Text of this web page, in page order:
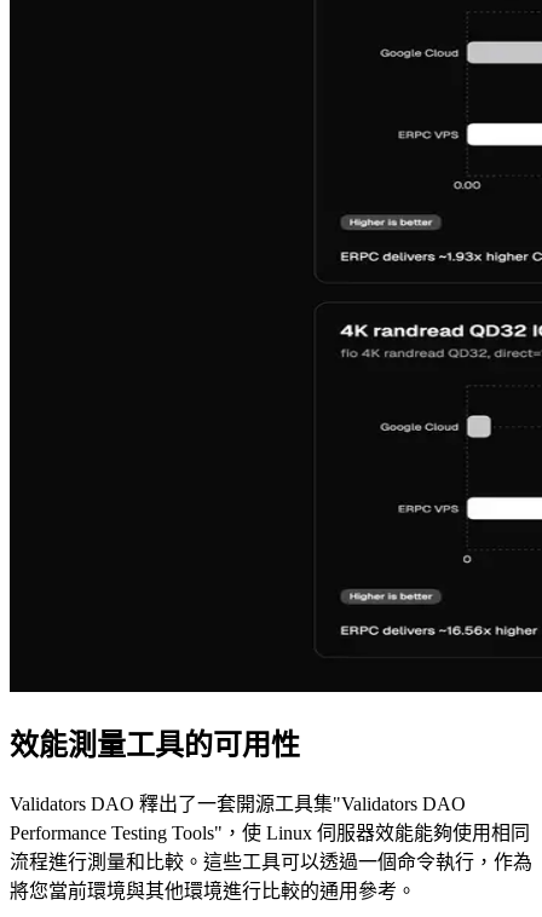
效能測量工具的可用性
Validators DAO 釋出了一套開源工具集"Validators DAO
Performance Testing Tools"，使 Linux 伺服器效能能夠使用相同
流程進行測量和比較。這些工具可以透過一個命令執行，作為
將您當前環境與其他環境進行比較的通用參考。